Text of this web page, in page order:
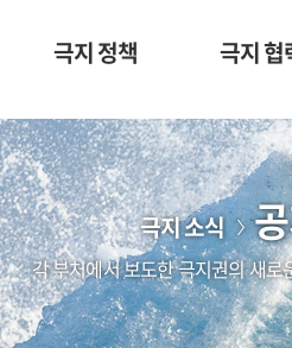
극지 정책 극지 협
극지 소식
각 부처에서 보도한 극지권의 새